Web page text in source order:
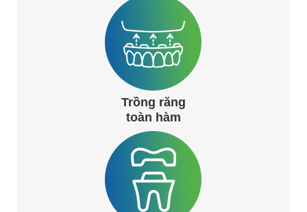
Trồng răng
toàn hàm